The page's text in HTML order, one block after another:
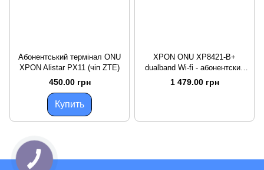
Абонентський термінал ONU
XPON Alistar PX11 (чіп ZTE)
450.00 грн
Купить
XPON ONU XP8421-B+
dualband Wi-fi - абонентский
терминал
1 479.00 грн